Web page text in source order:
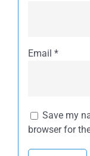
Email *
Save my
browser for